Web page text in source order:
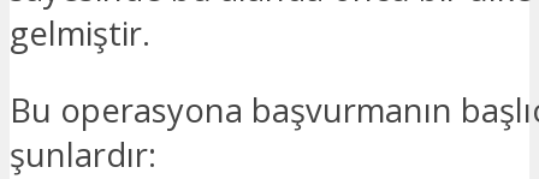
gelmiştir.
Bu operasyona başvurmanın
şunlardır: